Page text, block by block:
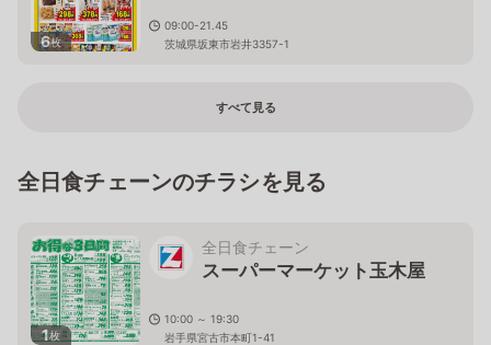
6枚
09:00-21.45
茨城県坂東市岩井3357-1
すべて見る
全日食チェーンのチラシを見る
1枚
全日食チェーン
スーパーマーケット玉木屋
10:00 ～ 19:30
岩手県宮古市本町1-41